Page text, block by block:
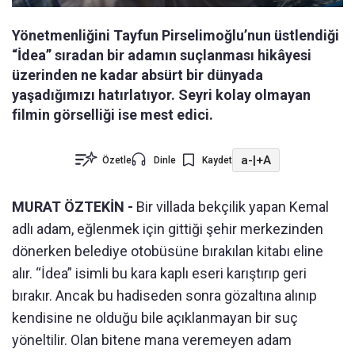
Yönetmenliğini Tayfun Pirselimoğlu’nun üstlendiği
“İdea” sıradan bir adamın suçlanması hikâyesi
üzerinden ne kadar absürt bir dünyada
yaşadığımızı hatırlatıyor. Seyri kolay olmayan
filmin görselliği ise mest edici.
Özetle Dinle Kaydet a-|+A
MURAT ÖZTEKİN - Bir villada bekçilik yapan Kemal
adlı adam, eğlenmek için gittiği şehir merkezinden
dönerken belediye otobüsüne bırakılan kitabı eline
alır. “İdea” isimli bu kara kaplı eseri karıştırıp geri
bırakır. Ancak bu hadiseden sonra gözaltına alınıp
kendisine ne olduğu bile açıklanmayan bir suç
yöneltilir. Olan bitene mana veremeyen adam